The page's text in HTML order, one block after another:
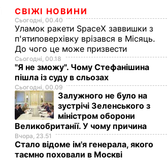
СВІЖІ НОВИНИ
Сьогодні, 00.40
Уламок ракети SpaceX заввишки з
п'ятиповерхівку врізався в Місяць.
До чого це може призвести
Сьогодні, 00.18
"Я не зможу". Чому Стефанішина
пішла із суду в сльозах
Сьогодні, 00.09
Залужного не було на
зустрічі Зеленського з
міністром оборони
Великобританії. У чому причина
Вчора, 23.51
Стало відоме ім'я генерала, якого
таємно поховали в Москві